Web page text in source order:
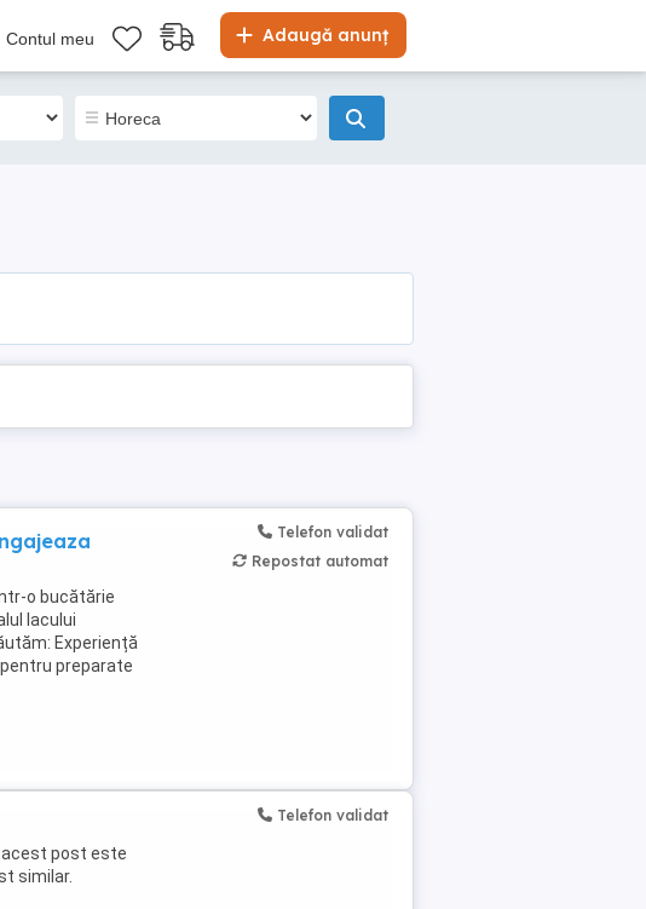
Adaugă anunț
Contul meu
o bucătărie
lacului
Experiență
preparate
Telefon validat
Repostat automat
acest post este
similar.
Telefon validat